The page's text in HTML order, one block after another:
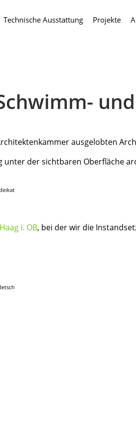
Technische Ausstattung Projekte
ausgelobten
der sichtbaren Oberfläche
i. OB, bei der wir die